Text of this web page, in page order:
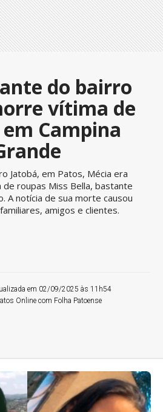
do bairro
vítima de
Campina
Jatobá, em Patos, Mécia era
roupas Miss Bella, bastante
A notícia de sua morte causou
amigos e clientes.
em 02/09/2025 às 11h54
Online com Folha Patoense